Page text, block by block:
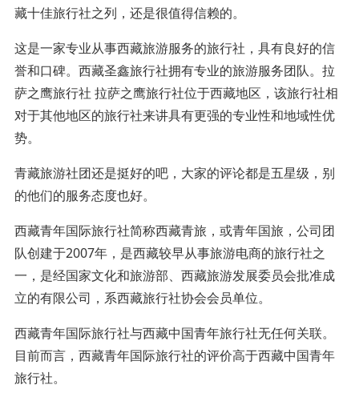
藏十佳旅行社之列，还是很值得信赖的。
这是一家专业从事西藏旅游服务的旅行社，具有良好的信
誉和口碑。西藏圣鑫旅行社拥有专业的旅游服务团队。拉
萨之鹰旅行社 拉萨之鹰旅行社位于西藏地区，该旅行社相
对于其他地区的旅行社来讲具有更强的专业性和地域性优
势。
青藏旅游社团还是挺好的吧，大家的评论都是五星级，别
的他们的服务态度也好。
西藏青年国际旅行社简称西藏青旅，或青年国旅，公司团
队创建于2007年，是西藏较早从事旅游电商的旅行社之
一，是经国家文化和旅游部、西藏旅游发展委员会批准成
立的有限公司，系西藏旅行社协会会员单位。
西藏青年国际旅行社与西藏中国青年旅行社无任何关联。
目前而言，西藏青年国际旅行社的评价高于西藏中国青年
旅行社。